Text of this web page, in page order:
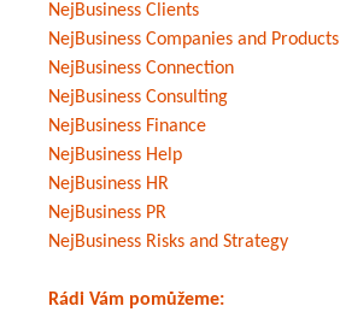
NejBusiness Clients
NejBusiness Companies and Products
NejBusiness Connection
NejBusiness Consulting
NejBusiness Finance
NejBusiness Help
NejBusiness HR
NejBusiness PR
NejBusiness Risks and Strategy
Rádi Vám pomůžeme: